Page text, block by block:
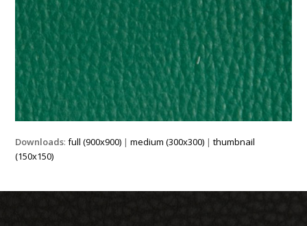
Downloads:full (900x900) |medium (300x300) |thumbnail
(150x150)